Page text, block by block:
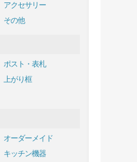
アクセサリー
その他
ポスト・表札
上がり框
オーダーメイド
キッチン機器